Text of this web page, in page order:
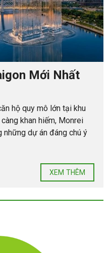
Mới Nhất
hộ quy mô lớn tại khu
khan hiếm, Monrei
những dự án đáng chú ý
XEM THÊM